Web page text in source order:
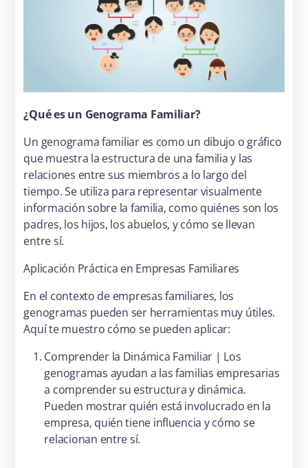
¿Qué es un Genograma Familiar?
Un genograma familiar es como un dibujo o gráfico
que muestra la estructura de una familia y las
relaciones entre sus miembros a lo largo del
tiempo. Se utiliza para representar visualmente
información sobre la familia, como quiénes son los
padres, los hijos, los abuelos, y cómo se llevan
entre sí.
Aplicación Práctica en Empresas Familiares
En el contexto de empresas familiares, los
genogramas pueden ser herramientas muy útiles.
Aquí te muestro cómo se pueden aplicar:
Comprender la Dinámica Familiar | Los
genogramas ayudan a las familias empresarias
a comprender su estructura y dinámica.
Pueden mostrar quién está involucrado en la
empresa, quién tiene influencia y cómo se
relacionan entre sí.